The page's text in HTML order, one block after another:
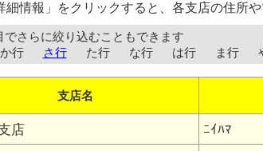
細情報」をクリックすると、各支店の住所や
でさらに絞り込むこともできます
か行 さ行 た行 な行 は行 ま行
支店名
店 ﾆｲﾊﾏ